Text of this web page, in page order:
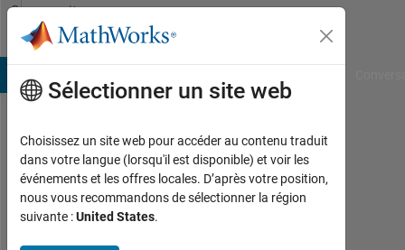
Passer au contenu
Community
Profile
大
輝
Last
Sélectionner un site web
Choisissez un site web pour accéder au contenu traduit
dans votre langue (lorsqu'il est disponible) et voir les
événements et les offres locales. D’après votre position,
nous vous recommandons de sélectionner la région
suivante :United States.